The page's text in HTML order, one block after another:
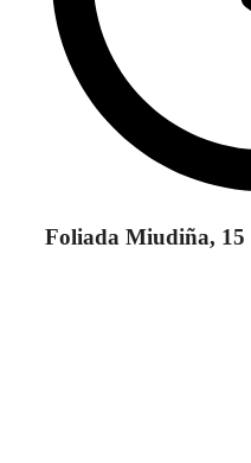
Foliada Miudiña, 15